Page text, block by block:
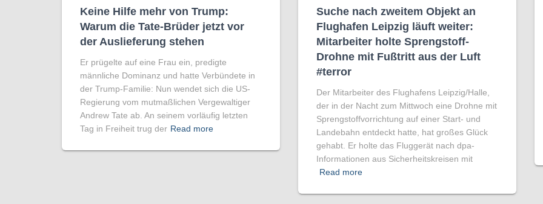
Keine Hilfe mehr von Trump:
Warum die Tate-Brüder jetzt vor
der Auslieferung stehen
Er prügelte auf eine Frau ein, predigte
männliche Dominanz und hatte Verbündete in
der Trump-Familie: Nun wendet sich die US-
Regierung vom mutmaßlichen Vergewaltiger
Andrew Tate ab. An seinem vorläufig letzten
Tag in Freiheit trug der Read more
Suche nach zweitem Objekt an
Flughafen Leipzig läuft weiter:
Mitarbeiter holte Sprengstoff-
Drohne mit Fußtritt aus der Luft
#terror
Der Mitarbeiter des Flughafens Leipzig/Halle,
der in der Nacht zum Mittwoch eine Drohne mit
Sprengstoffvorrichtung auf einer Start- und
Landebahn entdeckt hatte, hat großes Glück
gehabt. Er holte das Fluggerät nach dpa-
Informationen aus Sicherheitskreisen mit
Read more